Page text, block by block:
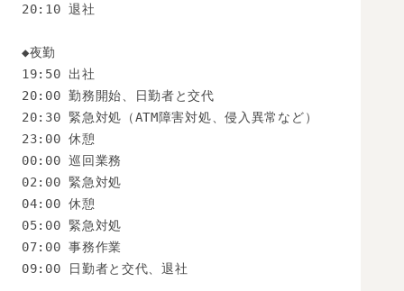
20:10 退社
◆夜勤
19:50 出社
20:00 勤務開始、日勤者と交代
20:30 緊急対処（ATM障害対処、侵入異常など）
23:00 休憩
00:00 巡回業務
02:00 緊急対処
04:00 休憩
05:00 緊急対処
07:00 事務作業
09:00 日勤者と交代、退社